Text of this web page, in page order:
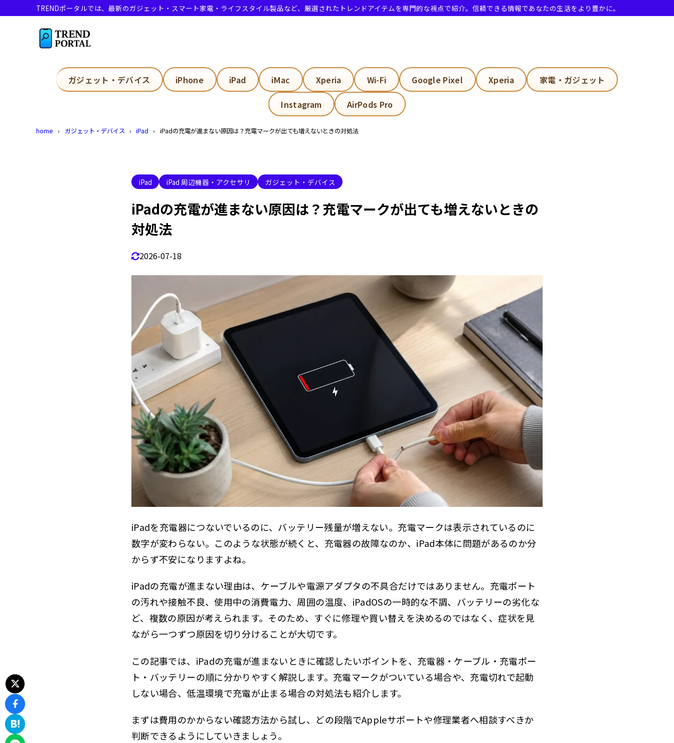
TRENDポータルでは、最新のガジェット・スマート家電・ライフスタイル製品など、厳選されたトレンドアイテムを専門的な視点で紹介。信頼できる情報であなたの生活をより豊かに。
ガジェット・デバイス iPhone iPad iMac Xperia Wi-Fi Google Pixel Xperia 家電・ガジェット
Instagram AirPods Pro
home ガジェット・デバイス iPad iPadの充電が進まない原因は？充電マークが出ても増えないときの対処法
iPad iPad 周辺機器・アクセサリ ガジェット・デバイス
iPadの充電が進まない原因は？充電マークが出ても増えないときの
対処法
2026-07-18
iPadを充電器につないでいるのに、バッテリー残量が増えない。充電マークは表示されているのに
数字が変わらない。このような状態が続くと、充電器の故障なのか、iPad本体に問題があるのか分
からず不安になりますよね。
iPadの充電が進まない理由は、ケーブルや電源アダプタの不具合だけではありません。充電ポート
の汚れや接触不良、使用中の消費電力、周囲の温度、iPadOSの一時的な不調、バッテリーの劣化な
ど、複数の原因が考えられます。そのため、すぐに修理や買い替えを決めるのではなく、症状を見
ながら一つずつ原因を切り分けることが大切です。
この記事では、iPadの充電が進まないときに確認したいポイントを、充電器・ケーブル・充電ポー
ト・バッテリーの順に分かりやすく解説します。充電マークがついている場合や、充電切れで起動
しない場合、低温環境で充電が止まる場合の対処法も紹介します。
まずは費用のかからない確認方法から試し、どの段階でAppleサポートや修理業者へ相談すべきか
判断できるようにしていきましょう。
iPad 充電進まない原因と対処法
1.1 充電器にさしてるのに充電されないのはなぜですか？
充電器やケーブルが故障している
1.1.2 コンセントや電源タップに問題がある
1.1.4 iPadOSが一時的に充電を認識していない
1.2 iPadの充電が遅いのはなぜですか？
1.2.3 バッテリー残量が80％付近で止まっている
充電器・ケーブル・ポートの抵抗が増えている
1.2.5 本体の温度が高すぎる・低すぎる
iPadが充電できない主な原因を切り分ける方法
1.3.1 充電ケーブルやアダプタの不良
1.3.2 充電ポートの汚れや破損
1.3.3 バッテリーの劣化
1.3.4 iPadOSの不具合
1.3.5 過放電の影響
1.4 iPadの充電マークがついているのに増えない理由
1.4.1 10～20分使わずに充電して判断する
80％で止まる場合は設定を確認する
1.5 iPadが接触不良で充電できない場合の確認方法
1.5.1 iPad用ケーブルを選ぶときのポイント
1.5.2 候補となる充電ケーブル
1.5.3 候補となる電源アダプタ
1.5.4 ケーブルとアダプタのセットを選ぶ場合
1.6.1 本体が熱くなっている場合
1.6.2 本体が冷えすぎている場合
2 iPad 充電進まない際の具体的な直し方